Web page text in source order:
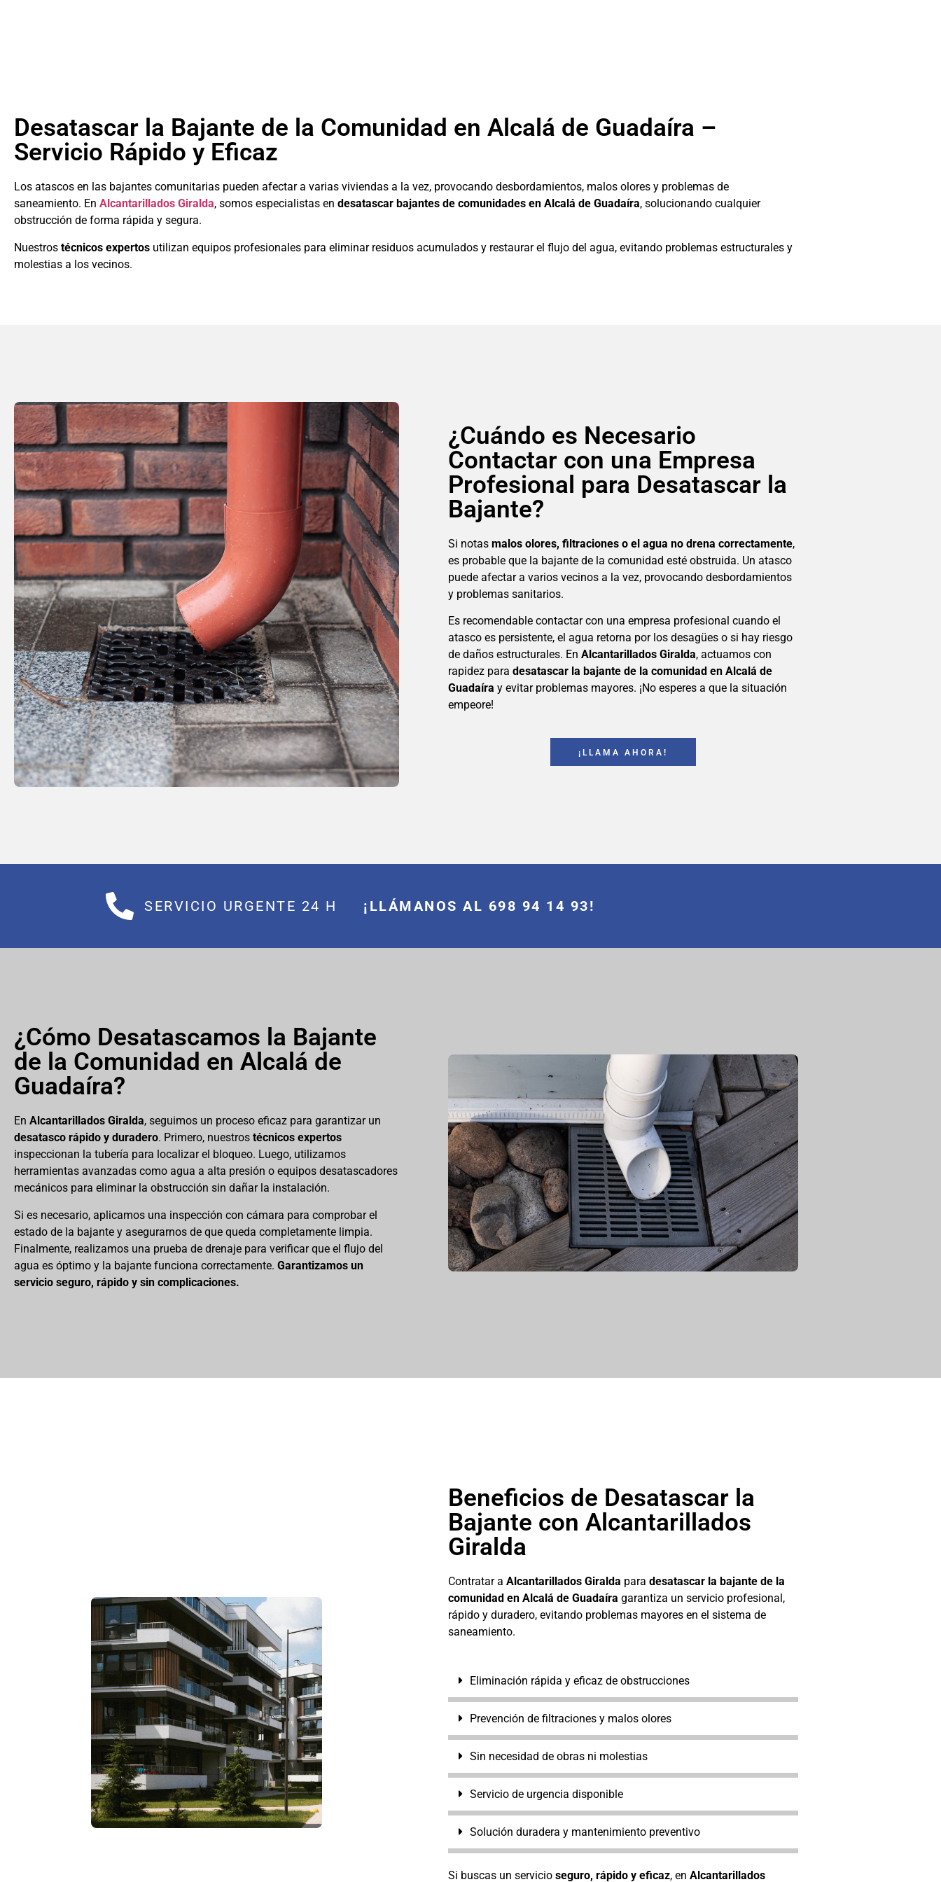
Desatascar la Bajante de la Comunidad en Alcalá de Guadaíra –
Servicio Rápido y Eficaz
Los atascos en las bajantes comunitarias pueden afectar a varias viviendas a la vez, provocando desbordamientos, malos olores y problemas de
saneamiento. En Alcantarillados Giralda, somos especialistas en desatascar bajantes de comunidades en Alcalá de Guadaíra, solucionando cualquier
obstrucción de forma rápida y segura.
Nuestros técnicos expertos utilizan equipos profesionales para eliminar residuos acumulados y restaurar el flujo del agua, evitando problemas estructurales y
molestias a los vecinos.
¿Cuándo es Necesario
Contactar con una Empresa
Profesional para Desatascar la
Bajante?
Si notas malos olores, filtraciones o el agua no drena correctamente,
es probable que la bajante de la comunidad esté obstruida. Un atasco
puede afectar a varios vecinos a la vez, provocando desbordamientos
y problemas sanitarios.
Es recomendable contactar con una empresa profesional cuando el
atasco es persistente, el agua retorna por los desagües o si hay riesgo
de daños estructurales. En Alcantarillados Giralda, actuamos con
rapidez para desatascar la bajante de la comunidad en Alcalá de
Guadaíra y evitar problemas mayores. ¡No esperes a que la situación
empeore!
¡LLAMA AHORA!
SERVICIO URGENTE 24 H ¡LLÁMANOS AL 698 94 14 93!
¿Cómo Desatascamos la Bajante
de la Comunidad en Alcalá de
Guadaíra?
En Alcantarillados Giralda, seguimos un proceso eficaz para garantizar un
desatasco rápido y duradero. Primero, nuestros técnicos expertos
inspeccionan la tubería para localizar el bloqueo. Luego, utilizamos
herramientas avanzadas como agua a alta presión o equipos desatascadores
mecánicos para eliminar la obstrucción sin dañar la instalación.
Si es necesario, aplicamos una inspección con cámara para comprobar el
estado de la bajante y asegurarnos de que queda completamente limpia.
Finalmente, realizamos una prueba de drenaje para verificar que el flujo del
agua es óptimo y la bajante funciona correctamente. Garantizamos un
servicio seguro, rápido y sin complicaciones.
Beneficios de Desatascar la
Bajante con Alcantarillados
Giralda
Contratar a Alcantarillados Giralda para desatascar la bajante de la
comunidad en Alcalá de Guadaíra garantiza un servicio profesional,
rápido y duradero, evitando problemas mayores en el sistema de
saneamiento.
Eliminación rápida y eficaz de obstrucciones
Prevención de filtraciones y malos olores
Sin necesidad de obras ni molestias
Servicio de urgencia disponible
Solución duradera y mantenimiento preventivo
Si buscas un servicio seguro, rápido y eficaz, en Alcantarillados